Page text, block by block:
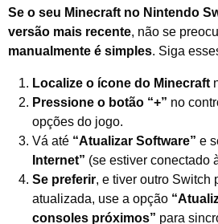
Se o seu Minecraft no Nintendo
versão mais recente, não se
manualmente é simples. Siga
Localize o ícone do Minecraft
Pressione o botão “+” no
opções do jogo.
Vá até “Atualizar Software” e
Internet” (se estiver conectado
Se preferir, e tiver outro Switch
atualizada, use a opção
consoles próximos” para